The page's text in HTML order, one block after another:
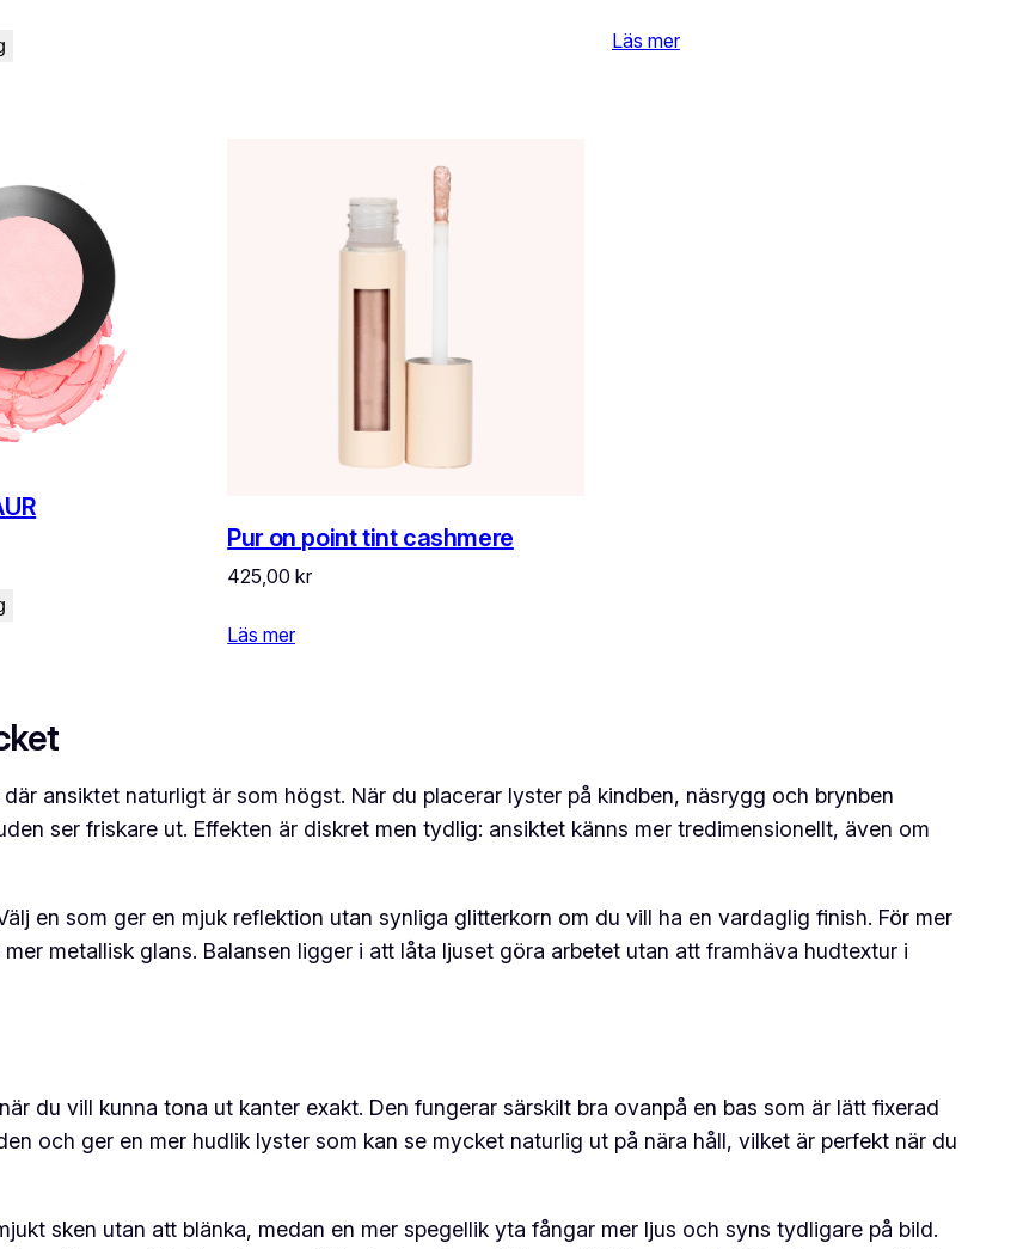
Läs mer
Pur on point tint cashmere
425,00kr
Läs mer
ansiktet naturligt är som högst. När du placerar lyster på kindben, näsrygg och brynben
ser friskare ut. Effekten är diskret men tydlig: ansiktet känns mer tredimensionellt, även om
en som ger en mjuk reflektion utan synliga glitterkorn om du vill ha en vardaglig finish. För mer
metallisk glans. Balansen ligger i att låta ljuset göra arbetet utan att framhäva hudtextur i
du vill kunna tona ut kanter exakt. Den fungerar särskilt bra ovanpå en bas som är lätt fixerad
och ger en mer hudlik lyster som kan se mycket naturlig ut på nära håll, vilket är perfekt när du
sken utan att blänka, medan en mer spegellik yta fångar mer ljus och syns tydligare på bild.